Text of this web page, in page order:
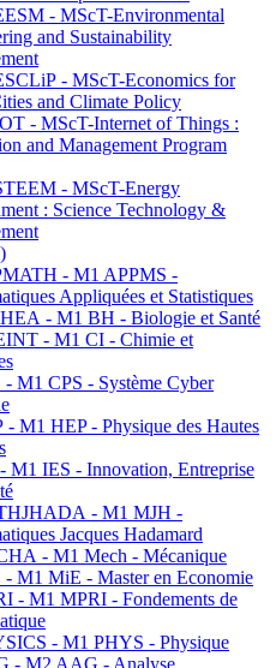
- MScT-Environmental
and Sustainability
- MScT-Economics for
and Climate Policy
- MScT-Internet of Things :
and Management Program
- MScT-Energy
: Science Technology &
- M1 APPMS -
Appliquées et Statistiques
- M1 BH - Biologie et Santé
- M1 CI - Chimie et
- M1 CPS - Système Cyber
- M1 HEP - Physique des Hautes
M1 IES - Innovation, Entreprise
- M1 MJH -
Jacques Hadamard
- M1 Mech - Mécanique
M1 MiE - Master en Economie
- M1 MPRI - Fondements de
- M1 PHYS - Physique
- M2 AAG - Analyse,